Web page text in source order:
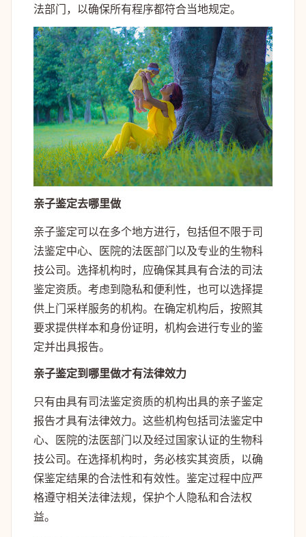
法部门，以确保所有程序都符合当地规定。
亲子鉴定去哪里做
亲子鉴定可以在多个地方进行，包括但不限于司
法鉴定中心、医院的法医部门以及专业的生物科
技公司。选择机构时，应确保其具有合法的司法
鉴定资质。考虑到隐私和便利性，也可以选择提
供上门采样服务的机构。在确定机构后，按照其
要求提供样本和身份证明，机构会进行专业的鉴
定并出具报告。
亲子鉴定到哪里做才有法律效力
只有由具有司法鉴定资质的机构出具的亲子鉴定
报告才具有法律效力。这些机构包括司法鉴定中
心、医院的法医部门以及经过国家认证的生物科
技公司。在选择机构时，务必核实其资质，以确
保鉴定结果的合法性和有效性。鉴定过程中应严
格遵守相关法律法规，保护个人隐私和合法权
益。